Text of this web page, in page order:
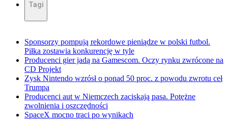
Tagi
Sponsorzy pompują rekordowe pieniądze w polski futbol.
Piłka zostawia konkurencję w tyle
Producenci gier jadą na Gamescom. Oczy rynku zwrócone na
CD Projekt
Zysk Nintendo wzrósł o ponad 50 proc. z powodu zwrotu ceł
Trumpa
Producenci aut w Niemczech zaciskają pasa. Potężne
zwolnienia i oszczędności
SpaceX mocno traci po wynikach